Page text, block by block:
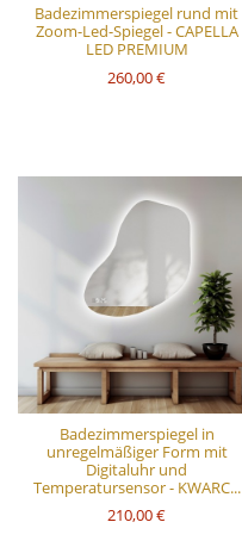
Badezimmerspiegel rund mit
Zoom-Led-Spiegel - CAPELLA
LED PREMIUM
260,00 €
Badezimmerspiegel in
unregelmäßiger Form mit
Digitaluhr und
Temperatursensor - KWARC...
210,00 €